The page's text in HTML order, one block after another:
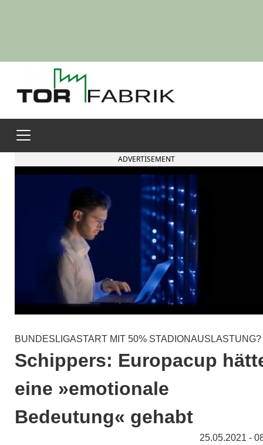
ADVERTISEMENT
BUNDESLIGASTART MIT 50% STADIONAUSLASTUNG?
Schippers: Europacup
eine »emotionale
Bedeutung« gehabt
25.05.2021 -